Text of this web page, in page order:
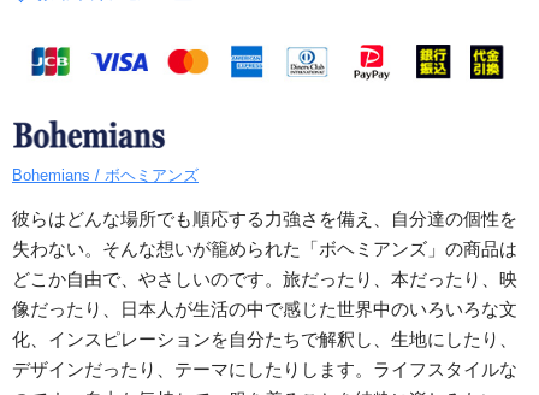
Bohemians / ボヘミアンズ
彼らはどんな場所でも順応する力強さを備え、自分達の個性を
失わない。そんな想いが籠められた「ボヘミアンズ」の商品は
どこか自由で、やさしいのです。旅だったり、本だったり、映
像だったり、日本人が生活の中で感じた世界中のいろいろな文
化、インスピレーションを自分たちで解釈し、生地にしたり、
デザインだったり、テーマにしたりします。ライフスタイルな